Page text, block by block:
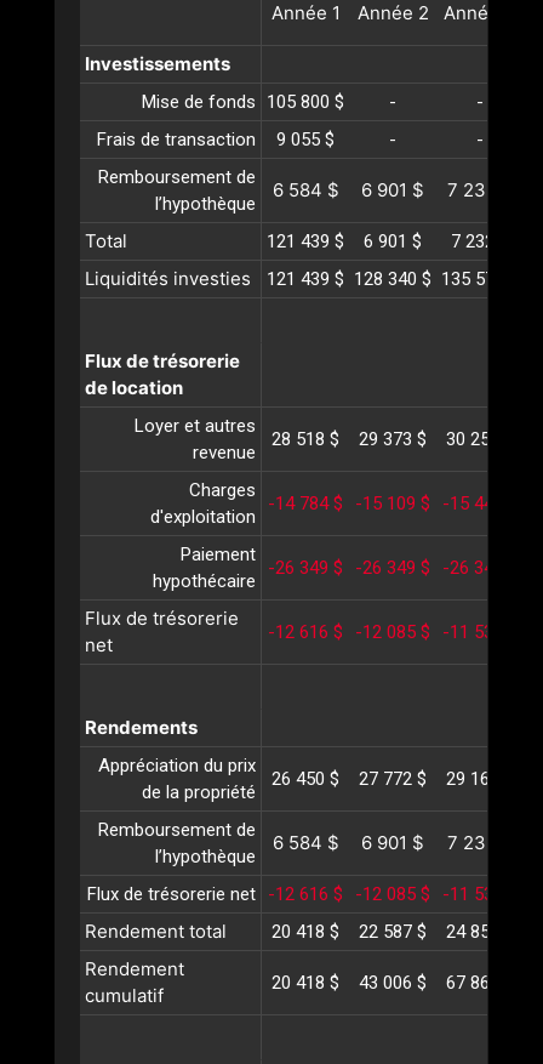
Année 1 Année 2 Année
Investissements
Mise de fonds 105 800 $ -
-
Frais de transaction
9 055 $ -
-
Remboursement de
l’hypothèque
6 584 $ 6 901 $ 7 232 $
Total 121 439 $ 6 901 $ 7 232 $
Liquidités investies 121 439 $ 128 340 $ 135 573 $
Flux de trésorerie
de location
Loyer et autres
revenue
28 518 $ 29 373 $ 30 254 $
Charges
d'exploitation
-14 784 $ -15 109 $ -15 442 $
Paiement
hypothécaire
-26 349 $ -26 349 $ -26 349 $
Flux de trésorerie
net
-12 616 $ -12 085 $ -11 537 $
Rendements
Appréciation du prix
de la propriété
26 450 $ 27 772 $ 29 161 $
Remboursement de
l’hypothèque
6 584 $ 6 901 $ 7 232 $
Flux de trésorerie net -12 616 $ -12 085 $ -11 537 $
Rendement total 20 418 $ 22 587 $ 24 856 $
Rendement
cumulatif
20 418 $ 43 006 $ 67 862 $